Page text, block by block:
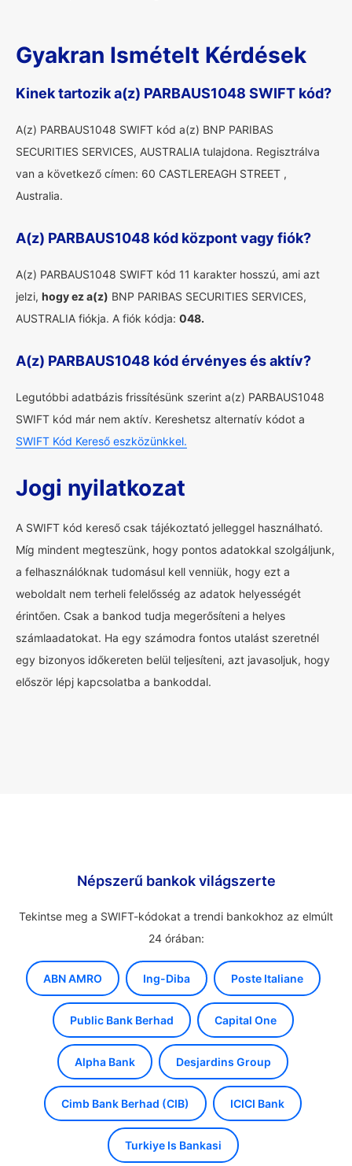
Gyakran Ismételt Kérdések
Kinek tartozik a(z) PARBAUS1048 SWIFT kód?
A(z) PARBAUS1048 SWIFT kód a(z) BNP PARIBAS
SECURITIES SERVICES, AUSTRALIA tulajdona. Regisztrálva
van a következő címen: 60 CASTLEREAGH STREET ,
Australia.
A(z) PARBAUS1048 kód központ vagy fiók?
A(z) PARBAUS1048 SWIFT kód 11 karakter hosszú, ami azt
jelzi, hogy ez a(z) BNP PARIBAS SECURITIES SERVICES,
AUSTRALIA fiókja. A fiók kódja: 048.
A(z) PARBAUS1048 kód érvényes és aktív?
Legutóbbi adatbázis frissítésünk szerint a(z) PARBAUS1048
SWIFT kód már nem aktív. Kereshetsz alternatív kódot a
SWIFT Kód Kereső eszközünkkel.
Jogi nyilatkozat
A SWIFT kód kereső csak tájékoztató jelleggel használható.
Míg mindent megteszünk, hogy pontos adatokkal szolgáljunk,
a felhasználóknak tudomásul kell venniük, hogy ezt a
weboldalt nem terheli felelősség az adatok helyességét
érintően. Csak a bankod tudja megerősíteni a helyes
számlaadatokat. Ha egy számodra fontos utalást szeretnél
egy bizonyos időkereten belül teljesíteni, azt javasoljuk, hogy
először lépj kapcsolatba a bankoddal.
Népszerű bankok világszerte
Tekintse meg a SWIFT-kódokat a trendi bankokhoz az elmúlt
24 órában:
ABN AMRO Ing-Diba Poste Italiane
Public Bank Berhad Capital One
Alpha Bank Desjardins Group
Cimb Bank Berhad (CIB) ICICI Bank
Turkiye Is Bankasi